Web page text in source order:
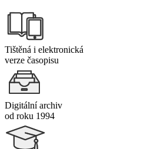
Tištěná i elektronická
verze časopisu
Digitální archiv
od roku 1994